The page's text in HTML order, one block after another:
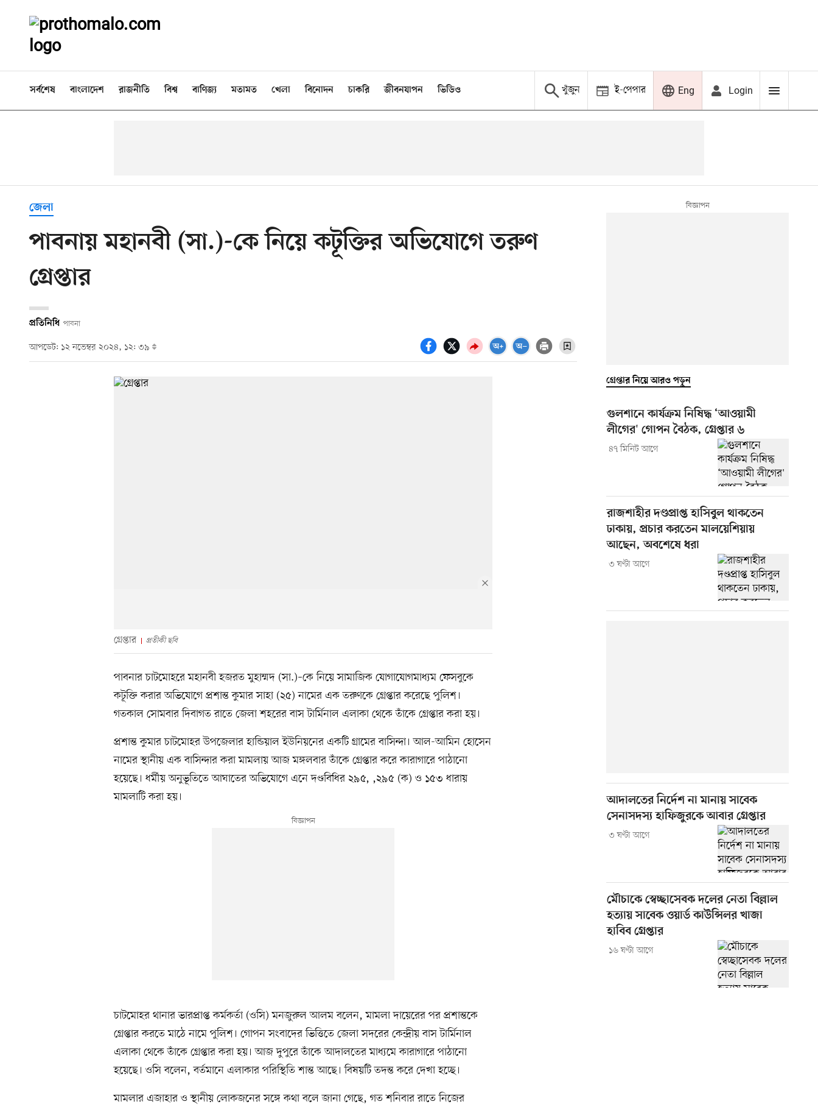
সর্বশেষ বাংলাদেশ রাজনীতি বিশ্ব বাণিজ্য মতামত খেলা বিনোদন চাকরি জীবনযাপন ভিডিও খুঁজুন ই-পেপার Eng Login
জেলা
পাবনায় মহানবী (সা.)-কে নিয়ে কটূক্তির অভিযোগে তরুণ
গ্রেপ্তার
প্রতিনিধি পাবনা
আপডেট: ১২ নভেম্বর ২০২৪, ১২: ৩৯
গ্রেপ্তার প্রতীকী ছবি
পাবনার চাটমোহরে মহানবী হজরত মুহাম্মদ (সা.)–কে নিয়ে সামাজিক যোগাযোগমাধ্যম ফেসবুকে
কটূক্তি করার অভিযোগে প্রশান্ত কুমার সাহা (২৫) নামের এক তরুণকে গ্রেপ্তার করেছে পুলিশ।
গতকাল সোমবার দিবাগত রাতে জেলা শহরের বাস টার্মিনাল এলাকা থেকে তাঁকে গ্রেপ্তার করা হয়।
প্রশান্ত কুমার চাটমোহর উপজেলার হান্ডিয়াল ইউনিয়নের একটি গ্রামের বাসিন্দা। আল-আমিন হোসেন
নামের স্থানীয় এক বাসিন্দার করা মামলায় আজ মঙ্গলবার তাঁকে গ্রেপ্তার করে কারাগারে পাঠানো
হয়েছে। ধর্মীয় অনুভূতিতে আঘাতের অভিযোগে এনে দণ্ডবিধির ২৯৫, ,২৯৫ (ক) ও ১৫৩ ধারায়
মামলাটি করা হয়।
চাটমোহর থানার ভারপ্রাপ্ত কর্মকর্তা (ওসি) মনজুরুল আলম বলেন, মামলা দায়েরের পর প্রশান্তকে
গ্রেপ্তার করতে মাঠে নামে পুলিশ। গোপন সংবাদের ভিত্তিতে জেলা সদরের কেন্দ্রীয় বাস টার্মিনাল
এলাকা থেকে তাঁকে গ্রেপ্তার করা হয়। আজ দুপুরে তাঁকে আদালতের মাধ্যমে কারাগারে পাঠানো
হয়েছে। ওসি বলেন, বর্তমানে এলাকার পরিস্থিতি শান্ত আছে। বিষয়টি তদন্ত করে দেখা হচ্ছে।
মামলার এজাহার ও স্থানীয় লোকজনের সঙ্গে কথা বলে জানা গেছে, গত শনিবার রাতে নিজের
গ্রেপ্তার নিয়ে আরও পড়ুন
গুলশানে কার্যক্রম নিষিদ্ধ ‘আওয়ামী
লীগের' গোপন বৈঠক, গ্রেপ্তার ৬
৪৭ মিনিট আগে
রাজশাহীর দণ্ডপ্রাপ্ত হাসিবুল থাকতেন
ঢাকায়, প্রচার করতেন মালয়েশিয়ায়
আছেন, অবশেষে ধরা
৩ ঘণ্টা আগে
আদালতের নির্দেশ না মানায় সাবেক
সেনাসদস্য হাফিজুরকে আবার গ্রেপ্তার
৩ ঘণ্টা আগে
মৌচাকে স্বেচ্ছাসেবক দলের নেতা বিল্লাল
হত্যায় সাবেক ওয়ার্ড কাউন্সিলর খাজা
হাবিব গ্রেপ্তার
১৬ ঘণ্টা আগে